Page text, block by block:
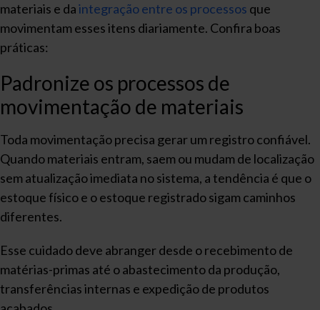
materiais e daintegração entre os processos que
movimentam esses itens diariamente. Confira boas
práticas:
Padronize os processos de
movimentação de materiais
Toda movimentação precisa gerar um registro confiável.
Quando materiais entram, saem ou mudam de localização
sem atualização imediata no sistema, a tendência é que o
estoque físico e o estoque registrado sigam caminhos
diferentes.
Esse cuidado deve abranger desde o recebimento de
matérias-primas até o abastecimento da produção,
transferências internas e expedição de produtos